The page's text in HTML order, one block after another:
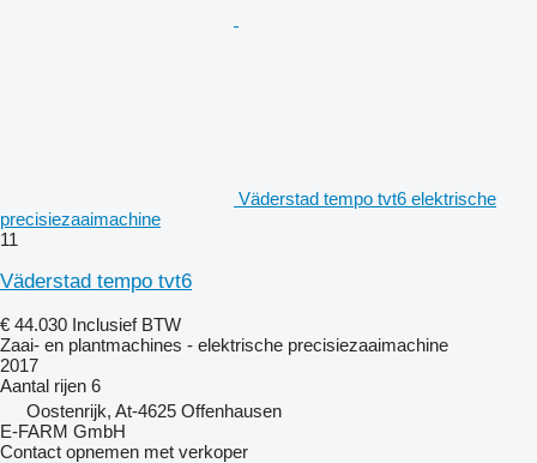
Väderstad tempo tvt6 elektrische
precisiezaaimachine
11
Väderstad tempo tvt6
€ 44.030 Inclusief BTW
Zaai- en plantmachines - elektrische precisiezaaimachine
2017
Aantal rijen 6
Oostenrijk, At-4625 Offenhausen
E-FARM GmbH
Contact opnemen met verkoper